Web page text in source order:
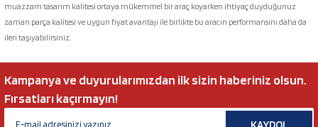
muazzam tasarım kalitesi ortaya mükemmel bir araç koyarken ihtiyaç duyduğunuz
zaman parça kalitesi ve uygun fiyat avantajı ile birlikte bu aracın performansını daha da
ileri taşıyabilirsiniz.
Kampanya ve duyurularımızdan ilk sizin haberiniz olsun.
Fırsatları kaçırmayın!